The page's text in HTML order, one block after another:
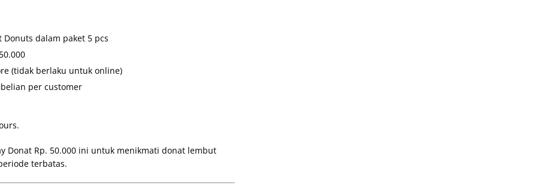
dalam paket 5 pcs
(tidak berlaku untuk online)
per customer
Donat Rp. 50.000 ini untuk menikmati donat lembut
terbatas.